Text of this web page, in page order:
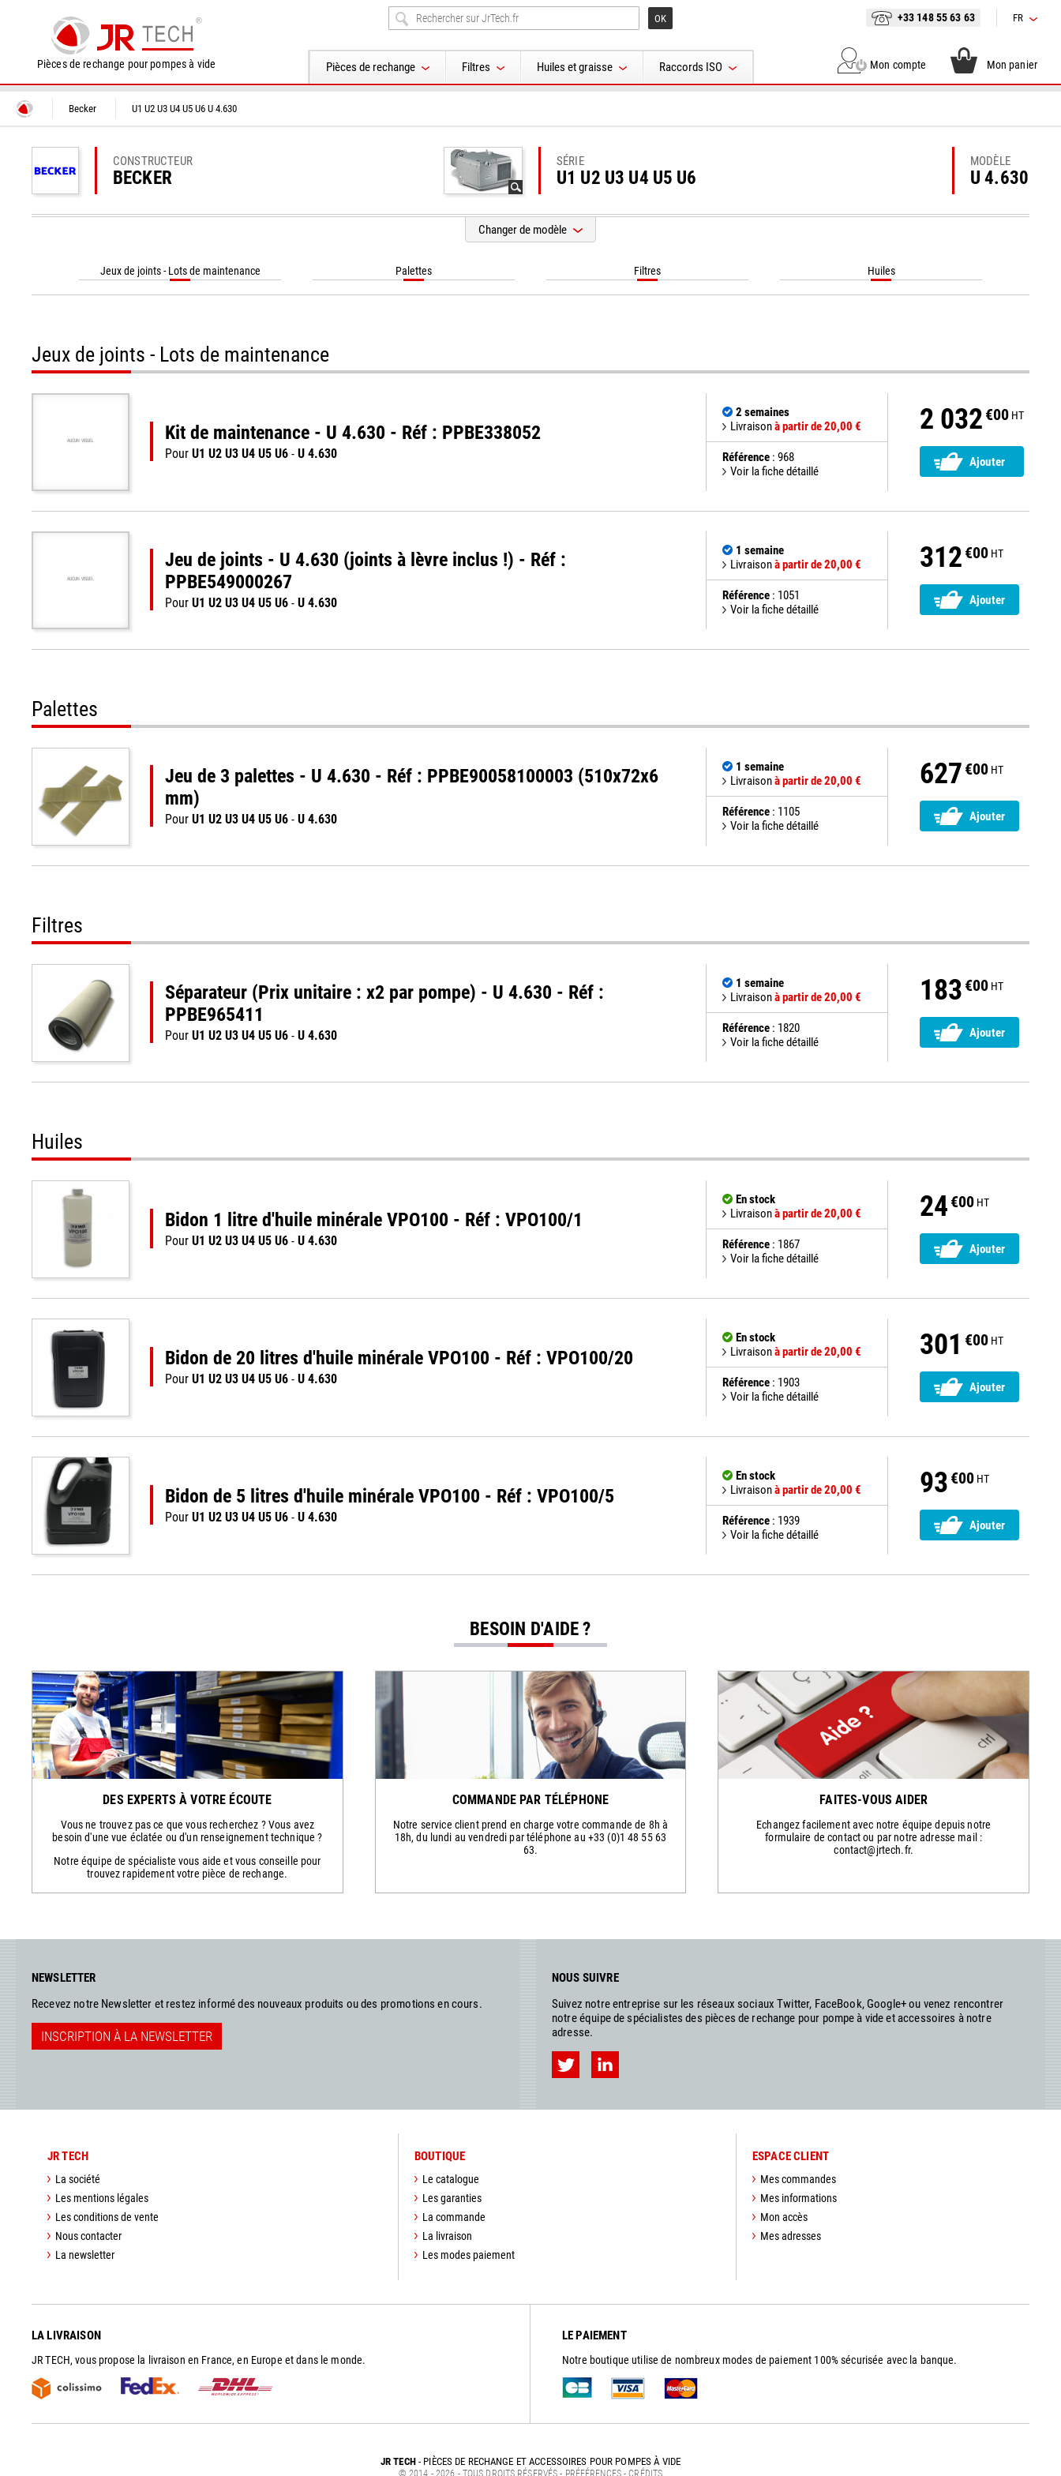
Pièces de rechange pour pompes à vide Pièces de rechange Filtres Huiles et graisse Raccords ISO
+33 148 55 63 63 FR
Mon compte Mon panier
Becker U1 U2 U3 U4 U5 U6 U 4.630
CONSTRUCTEUR
BECKER
SÉRIE
U1 U2 U3 U4 U5 U6
MODÈLE
U 4.630
Changer de modèle
Jeux de joints - Lots de maintenance Palettes Filtres Huiles
Jeux de joints - Lots de maintenance
AUCUN VISUEL Kit de maintenance - U 4.630 - Réf : PPBE338052
Pour U1 U2 U3 U4 U5 U6 - U 4.630
2 semaines
Livraisonà partir de 20,00 €
Référence : 968
Voir la fiche détaillé
2 032 €00 HT
Ajouter
AUCUN VISUEL
Jeu de joints - U 4.630 (joints à lèvre inclus !) - Réf :
PPBE549000267
Pour U1 U2 U3 U4 U5 U6 - U 4.630
1 semaine
Livraisonà partir de 20,00 €
Référence : 1051
Voir la fiche détaillé
312 €00 HT
Ajouter
Palettes
Jeu de 3 palettes - U 4.630 - Réf : PPBE90058100003 (510x72x6
mm)
Pour U1 U2 U3 U4 U5 U6 - U 4.630
1 semaine
Livraisonà partir de 20,00 €
Référence : 1105
Voir la fiche détaillé
627 €00 HT
Ajouter
Filtres
Séparateur (Prix unitaire : x2 par pompe) - U 4.630 - Réf :
PPBE965411
Pour U1 U2 U3 U4 U5 U6 - U 4.630
1 semaine
Livraisonà partir de 20,00 €
Référence : 1820
Voir la fiche détaillé
183 €00 HT
Ajouter
Huiles
Bidon 1 litre d'huile minérale VPO100 - Réf : VPO100/1
Pour U1 U2 U3 U4 U5 U6 - U 4.630
En stock
Livraisonà partir de 20,00 €
Référence : 1867
Voir la fiche détaillé
24 €00 HT
Ajouter
Bidon de 20 litres d'huile minérale VPO100 - Réf : VPO100/20
Pour U1 U2 U3 U4 U5 U6 - U 4.630
En stock
Livraisonà partir de 20,00 €
Référence : 1903
Voir la fiche détaillé
301 €00 HT
Ajouter
Bidon de 5 litres d'huile minérale VPO100 - Réf : VPO100/5
Pour U1 U2 U3 U4 U5 U6 - U 4.630
En stock
Livraisonà partir de 20,00 €
Référence : 1939
Voir la fiche détaillé
93 €00 HT
Ajouter
BESOIN D'AIDE ?
DES EXPERTS À VOTRE ÉCOUTE
Vous ne trouvez pas ce que vous recherchez ? Vous avez
besoin d'une vue éclatée ou d'un renseignement technique ?
Notre équipe de spécialiste vous aide et vous conseille pour
trouvez rapidement votre pièce de rechange.
COMMANDE PAR TÉLÉPHONE
Notre service client prend en charge votre commande de 8h à
18h, du lundi au vendredi par téléphone au +33 (0)1 48 55 63
63.
FAITES-VOUS AIDER
Echangez facilement avec notre équipe depuis notre
formulaire de contact ou par notre adresse mail :
contact@jrtech.fr.
NEWSLETTER
Recevez notre Newsletter et restez informé des nouveaux produits ou des promotions en cours.
INSCRIPTION À LA NEWSLETTER
NOUS SUIVRE
Suivez notre entreprise sur les réseaux sociaux Twitter, FaceBook, Google+ ou venez rencontrer
notre équipe de spécialistes des pièces de rechange pour pompe à vide et accessoires à notre
adresse.
JR TECH
La société
Les mentions légales
Les conditions de vente
Nous contacter
La newsletter
BOUTIQUE
Le catalogue
Les garanties
La commande
La livraison
Les modes paiement
ESPACE CLIENT
Mes commandes
Mes informations
Mon accès
Mes adresses
LA LIVRAISON
JR TECH, vous propose la livraison en France, en Europe et dans le monde.
LE PAIEMENT
Notre boutique utilise de nombreux modes de paiement 100% sécurisée avec la banque.
JR TECH- PIÈCES DE RECHANGE ET ACCESSOIRES POUR POMPES À VIDE
© 2014 - 2026 - TOUS DROITS RÉSERVÉS - PRÉFÉRENCES-CRÉDITS